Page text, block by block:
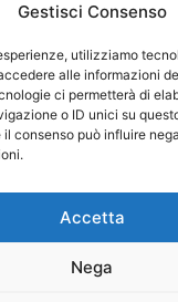
Gestisci Consenso
utilizziamo
alle informazioni
ci permetterà di
o ID unici su
consenso può influire
Accetta
Nega
Nazionale Degli
fiscale
sito internet